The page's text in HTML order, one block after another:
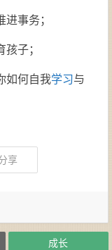
事务；
子；
如何自我学习与
享
成长